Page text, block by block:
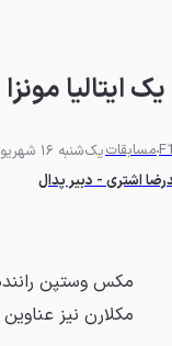
2025؛ پیروزی وستپن و امید به کورس قهرمانی
مسابقاتیک‌شنبه 16 شهریور 1404 - 19:30
اشتری - دبیر پدال
مکس وستپن
مکلارن نیز